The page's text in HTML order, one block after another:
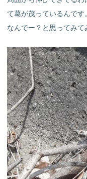
て葛が茂っているんです。
なんでー？と思ってみて